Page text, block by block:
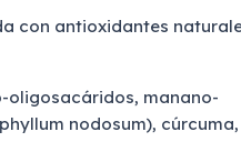
con antioxidantes
oligosacáridos, manano-
nodosum),